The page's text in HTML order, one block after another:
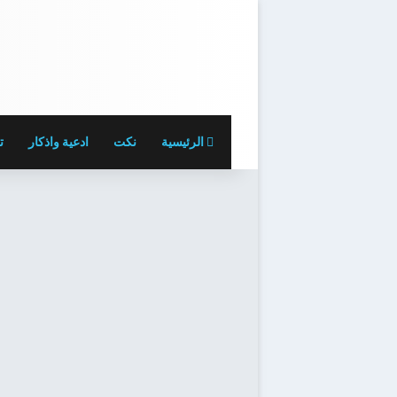
الرئيسية نكت ادعية واذكار